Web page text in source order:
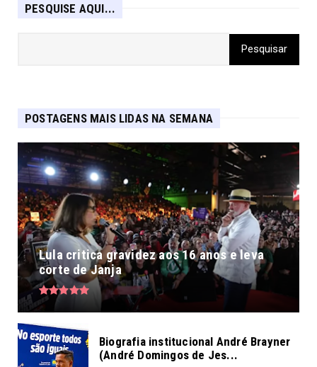
PESQUISE AQUI...
POSTAGENS MAIS LIDAS NA SEMANA
Lula critica gravidez aos 16 anos e leva
corte de Janja
Biografia institucional André Brayner
(André Domingos de Jes...